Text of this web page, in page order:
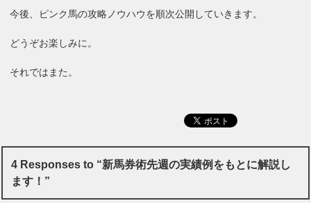
今後、ピンク馬の攻略ノウハウを順次公開していきます。
どうぞお楽しみに。
それではまた。
4 Responses to “新馬券術先週の実績例をもとに解説し
ます！”